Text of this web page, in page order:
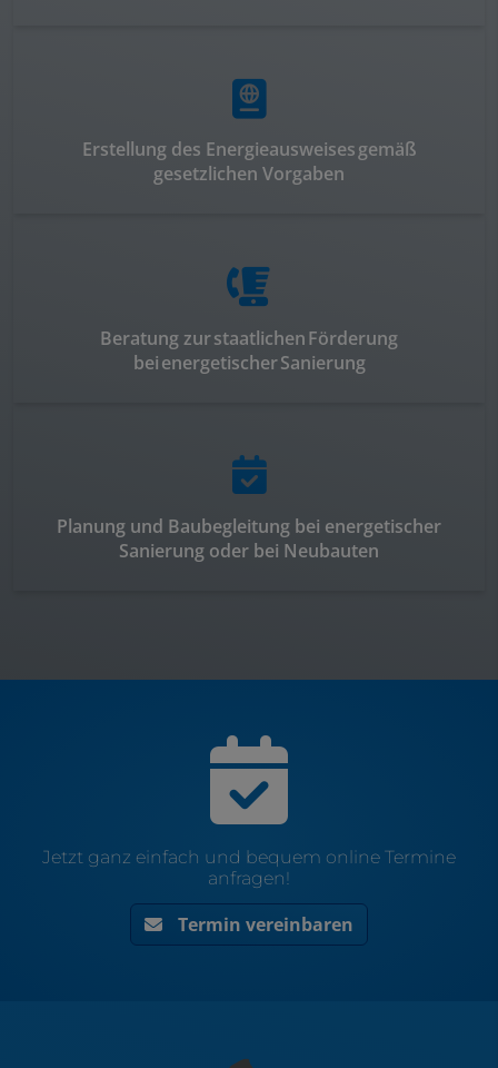
Erstellung des Energieausweises gemäß
gesetzlichen Vorgaben
Beratung zur staatlichen Förderung
bei energetischer Sanierung
Planung und Baubegleitung bei energetischer
Sanierung oder bei Neubauten
Jetzt ganz einfach und bequem online Termine
anfragen!
Termin vereinbaren